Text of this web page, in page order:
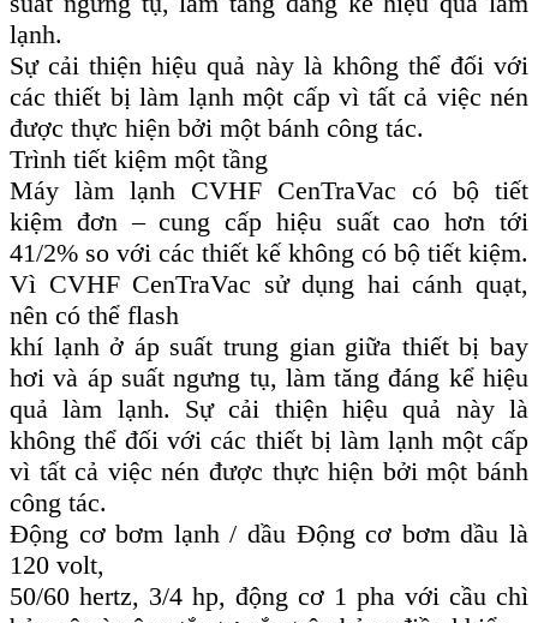
lạnh.
Sự cải thiện hiệu quả này là không thể đối với
các thiết bị làm lạnh một cấp vì tất cả việc nén
được thực hiện bởi một bánh công tác.
Trình tiết kiệm một tầng
Máy làm lạnh CVHF CenTraVac có bộ tiết
kiệm đơn – cung cấp hiệu suất cao hơn tới
41/2% so với các thiết kế không có bộ tiết kiệm.
Vì CVHF CenTraVac sử dụng hai cánh quạt,
nên có thể flash
khí lạnh ở áp suất trung gian giữa thiết bị bay
hơi và áp suất ngưng tụ, làm tăng đáng kể hiệu
quả làm lạnh. Sự cải thiện hiệu quả này là
không thể đối với các thiết bị làm lạnh một cấp
vì tất cả việc nén được thực hiện bởi một bánh
công tác.
Động cơ bơm lạnh / dầu Động cơ bơm dầu là
120 volt,
50/60 hertz, 3/4 hp, động cơ 1 pha với cầu chì